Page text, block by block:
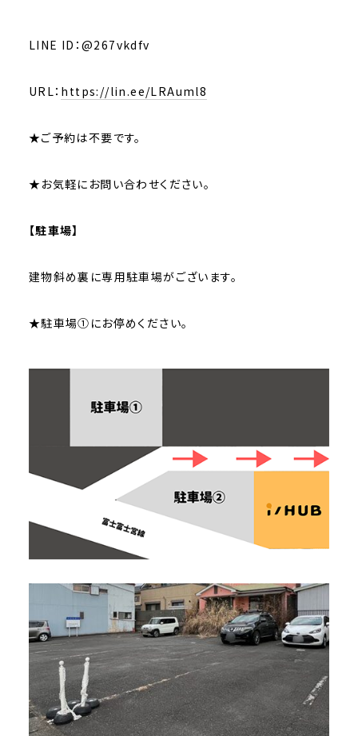
LINE ID：@267vkdfv
URL： https://lin.ee/LRAuml8
★ご予約は不要です。
★お気軽にお問い合わせください。
【駐車場】
建物斜め裏に専用駐車場がございます。
★駐車場①にお停めください。